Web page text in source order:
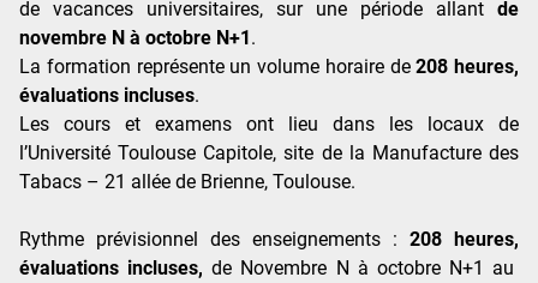
de vacances universitaires, sur une période allant de
novembre N à octobre N+1 .
La formation représente un volume horaire de208 heures,
évaluations incluses.
Les cours et examens ont lieu dans les locaux de
l’Université Toulouse Capitole, site de la Manufacture des
Tabacs – 21 allée de Brienne, Toulouse.
Rythme prévisionnel des enseignements : 208 heures,
évaluations incluses, de Novembre N à octobre N+1 au